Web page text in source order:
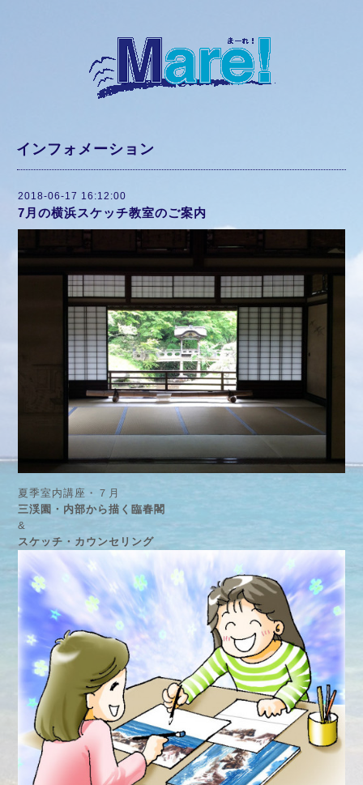
インフォメーション
2018-06-17 16:12:00
7月の横浜スケッチ教室のご案内
夏季室内講座・７月
三渓園・内部から描く臨春閣
&
スケッチ・カウンセリング